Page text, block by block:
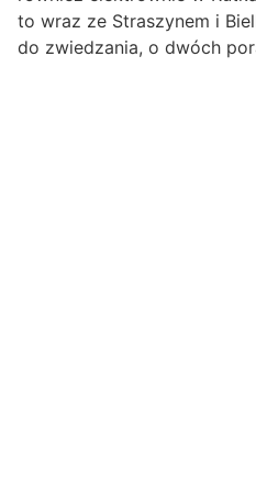
to wraz ze Straszynem i
do zwiedzania, o dwóch